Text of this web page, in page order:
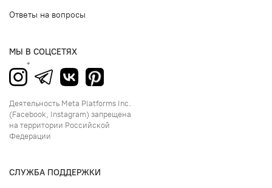
Ответы на вопросы
МЫ В СОЦСЕТЯХ
Деятельность Meta Platforms Inc.
(Facebook, Instagram) запрещена
на территории Российской
Федерации
СЛУЖБА ПОДДЕРЖКИ